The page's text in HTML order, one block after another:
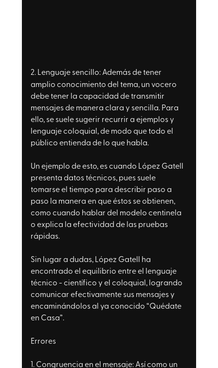
2. Lenguaje sencillo: Además de tener
amplio conocimiento del tema, un vocero
debe tener la capacidad de transmitir
mensajes de manera clara y sencilla. Para
ello, se suele sugerir recurrir a ejemplos y
lenguaje coloquial, de modo que todo el
público entienda de lo que habla.
Un ejemplo de esto, es cuando López Gatell
presenta datos técnicos, pues suele
tomarse el tiempo para describir paso a
paso la manera en que éstos se obtienen,
como cuando hablar del modelo centinela
o explica la efectividad de las pruebas
rápidas.
Sin lugar a dudas, López Gatell ha
encontrado el equilibrio entre el lenguaje
técnico - científico y el coloquial, logrando
comunicar efectivamente sus mensajes y
encaminándolos al ya conocido “Quédate
en Casa”.
Errores
1. Congruencia en el mensaje: Así como un